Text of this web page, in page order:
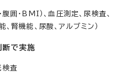
囲・BMI）、血圧測定、尿検査、
腎機能、尿酸、アルブミン）
断で実施
検査